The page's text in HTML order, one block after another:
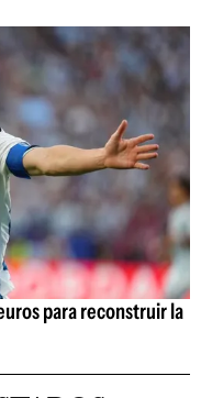
para reconstruir la